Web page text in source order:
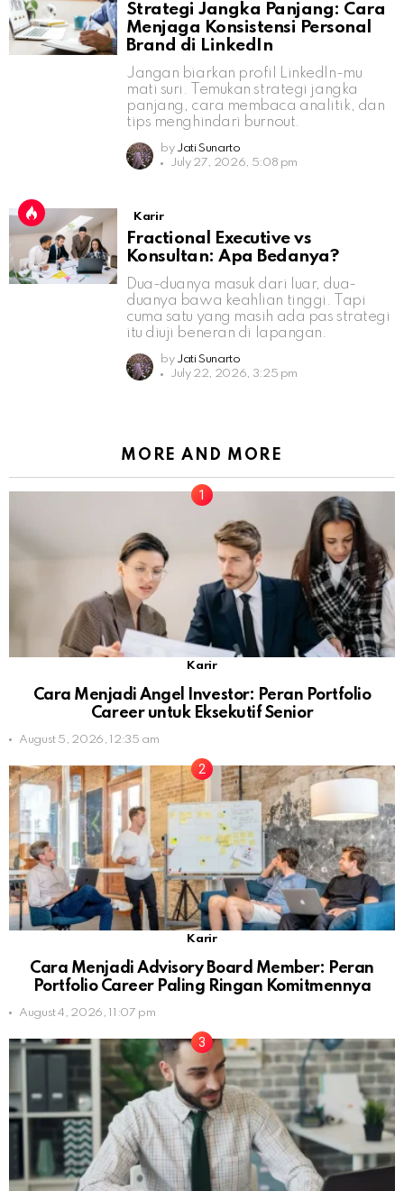
Strategi Jangka Panjang: Cara
Menjaga Konsistensi Personal
Brand di LinkedIn
Jangan biarkan profil LinkedIn-mu
mati suri. Temukan strategi jangka
panjang, cara membaca analitik, dan
tips menghindari burnout.
by Jati Sunarto
July 27, 2026, 5:08 pm
Karir
Fractional Executive vs
Konsultan: Apa Bedanya?
Dua-duanya masuk dari luar, dua-
duanya bawa keahlian tinggi. Tapi
cuma satu yang masih ada pas strategi
itu diuji beneran di lapangan.
by Jati Sunarto
July 22, 2026, 3:25 pm
MORE AND MORE
Karir
Cara Menjadi Angel Investor: Peran Portfolio
Career untuk Eksekutif Senior
August 5, 2026, 12:35 am
Karir
Cara Menjadi Advisory Board Member: Peran
Portfolio Career Paling Ringan Komitmennya
August 4, 2026, 11:07 pm